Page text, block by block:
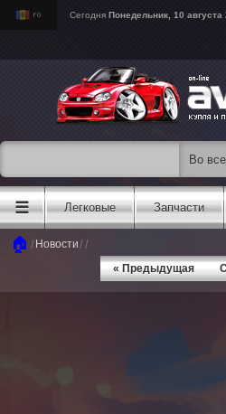
Сегодня Понедельник, 10 августа
☰ Легковые Запчасти
🏠 / Новости//
« Предыдущая